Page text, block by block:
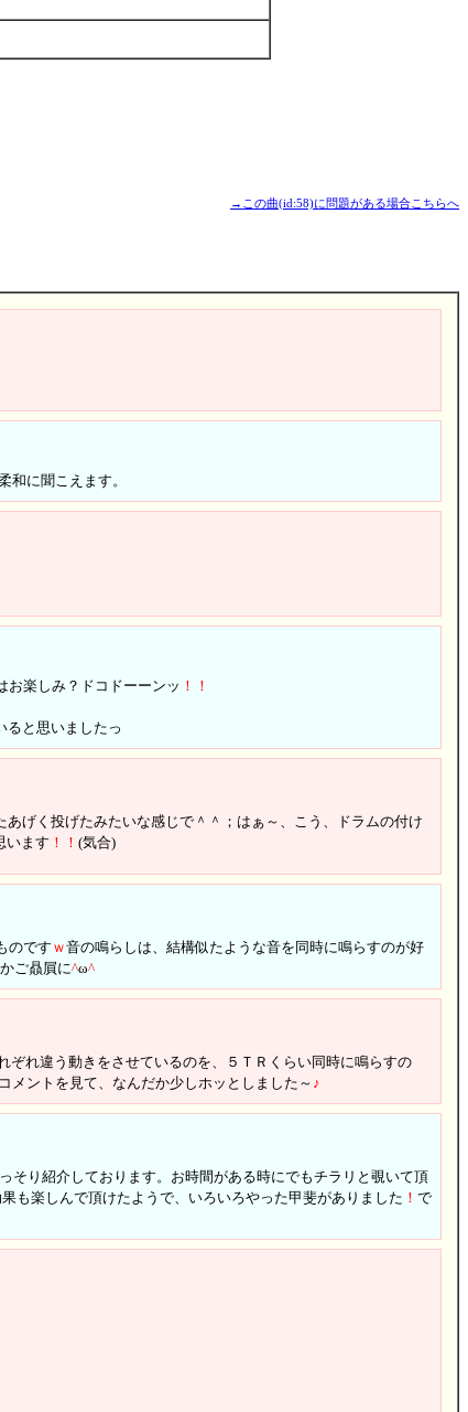
→この曲(id:58)に問題がある場合こちらへ
に聞こえます。
お楽しみ？ドコドーーンッ ！
！
ると思いましたっ
あげく投げたみたいな感じで＾＾；はぁ～、こう、ドラムの付け
います ！ ！ (気合)
のです ｗ音の鳴らしは、結構似たような音を同時に鳴らすのが好
ご贔屓に^ω^
ぞれ違う動きをさせているのを、５ＴＲくらい同時に鳴らすの
メントを見て、なんだか少しホッとしました～ ♪
そり紹介しております。お時間がある時にでもチラリと覗いて頂
も楽しんで頂けたようで、いろいろやった甲斐がありました ！ で